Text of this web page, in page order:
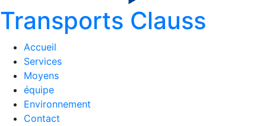
Transports Clauss
Accueil
Services
Moyens
équipe
Environnement
Contact